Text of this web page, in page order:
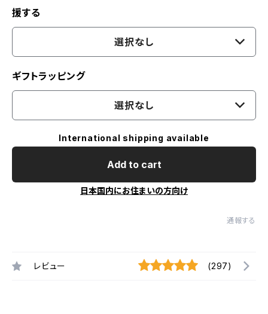
援する
選択なし
ギフトラッピング
選択なし
International shipping available
Add to cart
日本国内にお住まいの方向け
通報する
レビュー (297)